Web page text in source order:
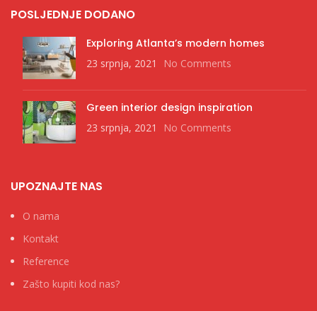
POSLJEDNJE DODANO
Exploring Atlanta’s modern homes
23 srpnja, 2021 No Comments
Green interior design inspiration
23 srpnja, 2021 No Comments
UPOZNAJTE NAS
O nama
Kontakt
Reference
Zašto kupiti kod nas?